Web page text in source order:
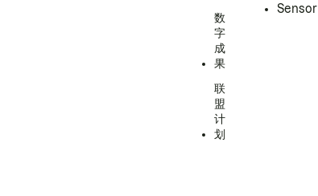
数
字
成
果
联
盟
计
划
Sensor